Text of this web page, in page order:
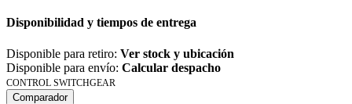
Disponibilidad y tiempos de entrega
Disponible para retiro: Ver stock y ubicación
Disponible para envío: Calcular despacho
CONTROL SWITCHGEAR
Comparador